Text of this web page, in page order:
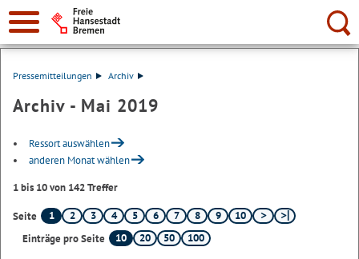
Suche:
Pressemitteilungen Archiv
Archiv - Mai 2019
Ressort auswählen
anderen Monat wählen
1 bis 10 von 142 Treffer
Seite 1 2 3 4 5 6 7 8 9
10
Einträge pro Seite
10 20 50 100